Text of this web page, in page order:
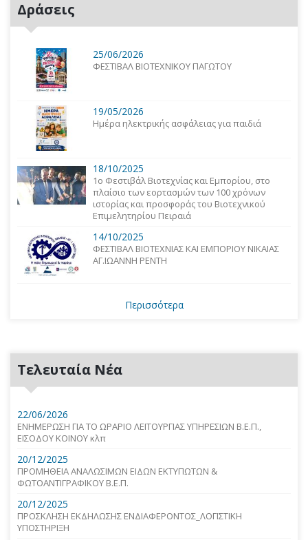
Δράσεις
25/06/2026
ΦΕΣΤΙΒΑΛ ΒΙΟΤΕΧΝΙΚΟΥ ΠΑΓΩΤΟΥ
19/05/2026
Ημέρα ηλεκτρικής ασφάλειας για παιδιά
18/10/2025
1o Φεστιβάλ Βιοτεχνίας και Εμπορίου, στο
πλαίσιο των εορτασμών των 100 χρόνων
ιστορίας και προσφοράς του Βιοτεχνικού
Επιμελητηρίου Πειραιά
14/10/2025
ΦΕΣΤΙΒΑΛ ΒΙΟΤΕΧΝΙΑΣ ΚΑΙ ΕΜΠΟΡΙΟΥ ΝΙΚΑΙΑΣ
ΑΓ.ΙΩΑΝΝΗ ΡΕΝΤΗ
Περισσότερα
Τελευταία Νέα
22/06/2026
ΕΝΗΜΕΡΩΣΗ ΓΙΑ ΤΟ ΩΡΑΡΙΟ ΛΕΙΤΟΥΡΓΙΑΣ ΥΠΗΡΕΣΙΩΝ Β.Ε.Π.,
ΕΙΣΟΔΟΥ ΚΟΙΝΟΥ κλπ
20/12/2025
ΠΡΟΜΗΘΕΙΑ ΑΝΑΛΩΣΙΜΩΝ ΕΙΔΩΝ ΕΚΤΥΠΩΤΩΝ &
ΦΩΤΟΑΝΤΙΓΡΑΦΙΚΟΥ Β.Ε.Π.
20/12/2025
ΠΡΟΣΚΛΗΣΗ ΕΚΔΗΛΩΣΗΣ ΕΝΔΙΑΦΕΡΟΝΤΟΣ_ΛΟΓΙΣΤΙΚΗ
ΥΠΟΣΤΗΡΙΞΗ